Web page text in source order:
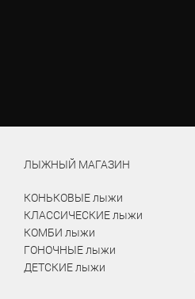
ЛЫЖНЫЙ МАГАЗИН
КОНЬКОВЫЕ лыжи
КЛАССИЧЕСКИЕ лыжи
КОМБИ лыжи
ГОНОЧНЫЕ лыжи
ДЕТСКИЕ лыжи